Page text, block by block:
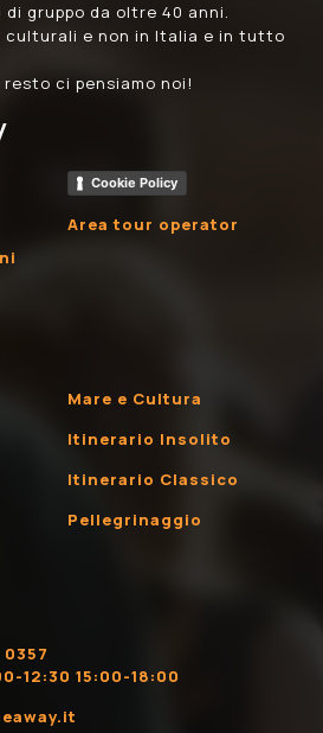
gruppo da oltre 40 anni.
culturali e non in Italia e in tutto
ci pensiamo noi!
Cookie Policy
Area tour operator
Mare e Cultura
Itinerario Insolito
Itinerario Classico
Pellegrinaggio
12:30 15:00-18:00